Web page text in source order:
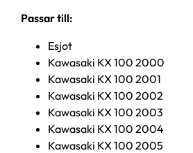
Passar till:
Esjot
Kawasaki KX 100 2000
Kawasaki KX 100 2001
Kawasaki KX 100 2002
Kawasaki KX 100 2003
Kawasaki KX 100 2004
Kawasaki KX 100 2005